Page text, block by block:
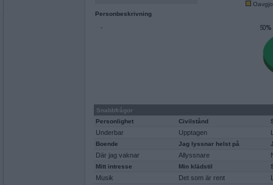
Personbeskrivning
-
Snabbfrågor
Personlighet
Civilstånd
Underbar Upptagen
Boende Jag lyssnar helst på
Där jag vaknar Allyssnare
Mitt intresse Min klädstil
Musik Det som är rent